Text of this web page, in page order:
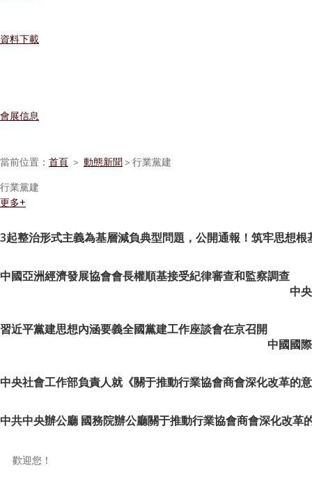
資料下載
會展信息
當前位置： 首頁 ＞ 動態新聞＞行業黨建
行業黨建
更多+
3起整治形式主義為基層減負典型問題，公開通報！ 筑牢思想根
中國亞洲經濟發展協會會長權順基接受紀律審查和監察調查
中
習近平黨建思想內涵要義全國黨建工作座談會在京召開
中國國
中央社會工作部負責人就《關于推動行業協會商會深化改革的
中共中央辦公廳 國務院辦公廳關于推動行業協會商會深化改革
歡迎您！